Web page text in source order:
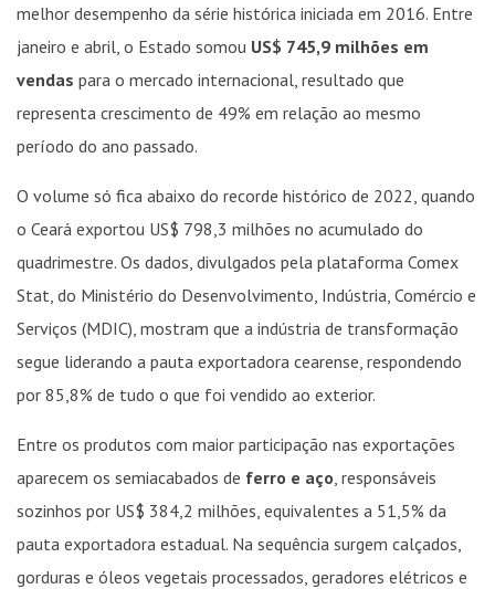
melhor desempenho da série histórica iniciada em 2016. Entre
janeiro e abril, o Estado somou US$ 745,9 milhões em
vendas para o mercado internacional, resultado que
representa crescimento de 49% em relação ao mesmo
período do ano passado.
O volume só fica abaixo do recorde histórico de 2022, quando
o Ceará exportou US$ 798,3 milhões no acumulado do
quadrimestre. Os dados, divulgados pela plataforma Comex
Stat, do Ministério do Desenvolvimento, Indústria, Comércio e
Serviços (MDIC), mostram que a indústria de transformação
segue liderando a pauta exportadora cearense, respondendo
por 85,8% de tudo o que foi vendido ao exterior.
Entre os produtos com maior participação nas exportações
aparecem os semiacabados de ferro e aço , responsáveis
sozinhos por US$ 384,2 milhões, equivalentes a 51,5% da
pauta exportadora estadual. Na sequência surgem calçados,
gorduras e óleos vegetais processados, geradores elétricos e